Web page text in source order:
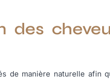
des
de manière naturelle afin